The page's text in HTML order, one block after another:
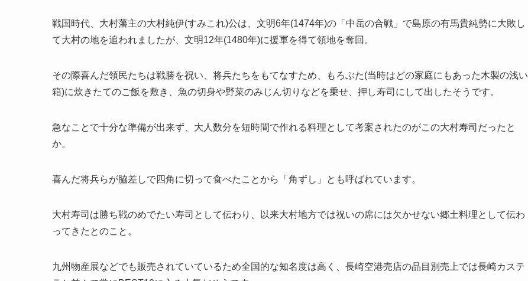
戦国時代、大村藩主の大村純伊(すみこれ)公は、文明6年(1474年)の「中岳の合戦」で島原の有馬貴純勢に大敗し
て大村の地を追われましたが、文明12年(1480年)に援軍を得て領地を奪回。
その際喜んだ領民たちは戦勝を祝い、将兵たちをもてなすため、もろぶた(当時はどの家庭にもあった木製の浅い
箱)に炊きたてのご飯を敷き、魚の切身や野菜のみじん切りなどを乗せ、押し寿司にして出したそうです。
急なことで十分な準備が出来ず、大人数分を短時間で作れる料理として考案されたのがこの大村寿司だったと
か。
喜んだ将兵らが脇差しで四角に切って食べたことから「角ずし」とも呼ばれています。
大村寿司は勝ち戦のめでたい寿司として伝わり、以来大村地方では祝いの席には欠かせない郷土料理として伝わ
ってきたとのこと。
九州物産展などでも販売されていているため全国的な知名度は高く、長崎空港売店の品目別売上では長崎カステ